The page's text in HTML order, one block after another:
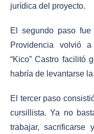
jurídica del proyecto.
El segundo paso
Providencia volvió
“Kico” Castro facilitó
habría de levantarse
El tercer paso
cursillista. Ya no
trabajar, sacrificarse